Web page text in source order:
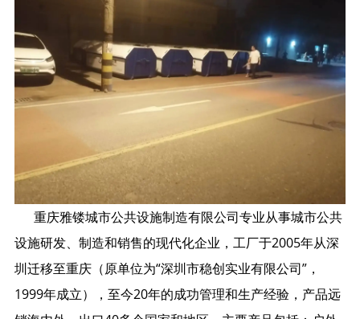
重庆雅镂城市公共设施制造有限公司专业从事城市公共
设施研发、制造和销售的现代化企业，工厂于2005年从深
圳迁移至重庆（原单位为“深圳市稳创实业有限公司”，
1999年成立），至今20年的成功管理和生产经验，产品远